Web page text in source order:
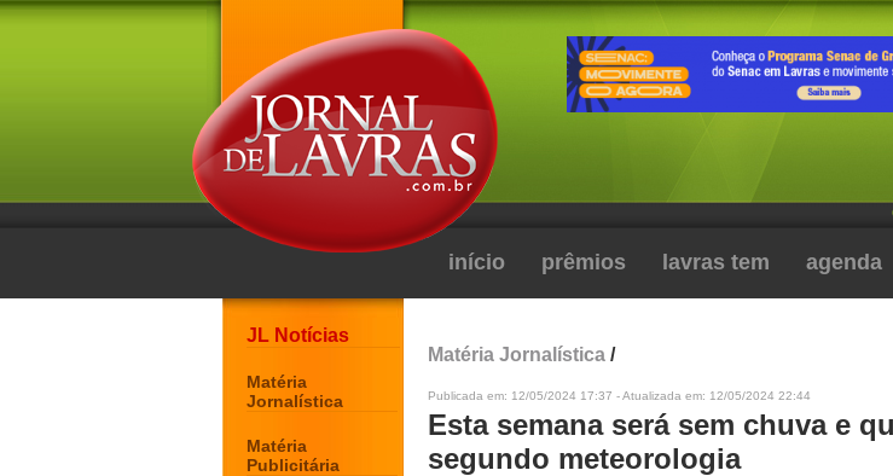
início prêmios lavras tem agenda
JL Notícias
Matéria
Jornalística
Matéria
Publicitária
Matéria Jornalística /
Publicada em: 12/05/2024 17:37 - Atualizada em: 12/05/2024 22:44
Esta semana será sem chuva e
segundo meteorologia